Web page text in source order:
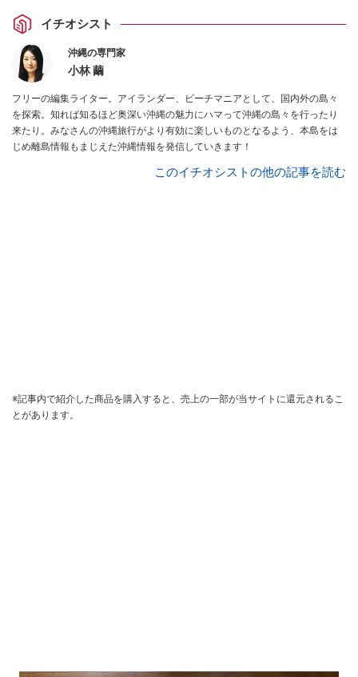
イチオシスト
沖縄の専門家
小林 繭
フリーの編集ライター。アイランダー、ビーチマニアとして、国内外の島々
を探索。知れば知るほど奥深い沖縄の魅力にハマって沖縄の島々を行ったり
来たり。みなさんの沖縄旅行がより有効に楽しいものとなるよう、本島をは
じめ離島情報もまじえた沖縄情報を発信していきます！
このイチオシストの他の記事を読む
※記事内で紹介した商品を購入すると、売上の一部が当サイトに還元されるこ
とがあります。